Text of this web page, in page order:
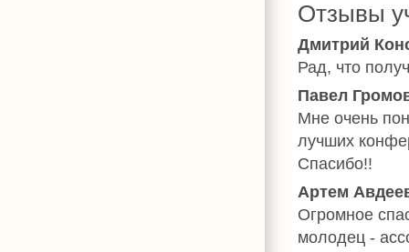
Отзывы
Дмитрий
Рад, что
Павел
Мне очень
лучших
Спасибо!!
Артем
Огромное
молодец -